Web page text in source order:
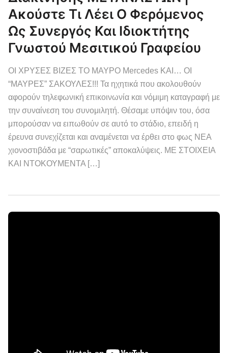
Ακούστε Τι Λέει Ο Φερόμενος
Ως Συνεργός Και Ιδιοκτήτης
Γνωστού Μεσιτικού Γραφείου
ΟΙ ΧΡΥΣΕΣ ΒΙΖΕΣ ΤΟ ΜΑΥΡΟ Mercedes ΚΑΙ… ΟΙ
“ΜΑΥΡΕΣ” ΣΑΚΟΥΛΕΣ!!! Τα ηχητικά που ακολουθούν
αφορούν τηλεφωνική επικοινωνία και νόμιμη καταγραφή με
την συναίνεση του συνομιλητή. Θέσαμε υπόψιν του, όσα
μπορούσαν να ειπωθούν σε αυτό το στάδιο, επειδή η
έρευνα συνεχίζεται και αναμένεται να έρθει στο φως ΝΕΑ
χιονοστιβάδα με “σαρωτικές” αποκαλύψεις. ΜΕ ΣΤΟΙΧΕΙΑ
ΚΑΙ ΝΤΟΚΟΥΜΕΝΤΑ […]